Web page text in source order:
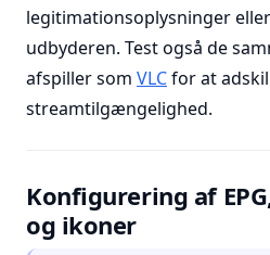
legitimationsoplysninger
udbyderen. Test også de
afspiller som VLCfor at
streamtilgængelighed.
Konfigurering af
og ikoner